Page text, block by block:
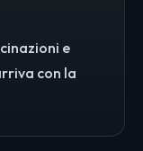
e
con la